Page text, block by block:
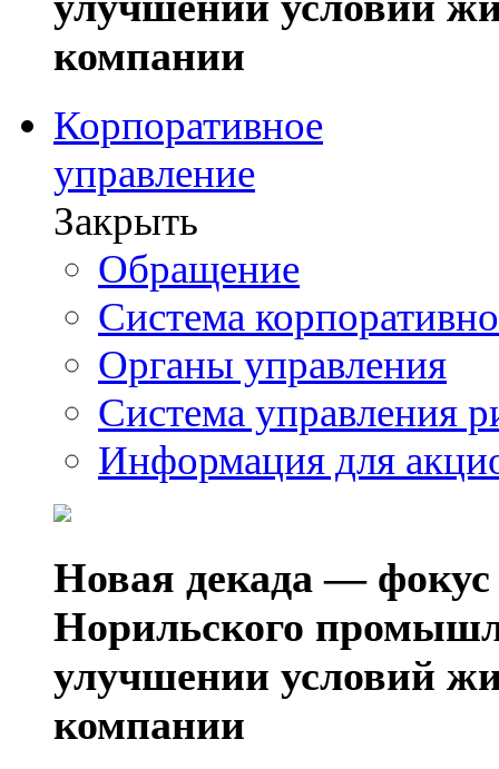
компании
Корпоративное
управление
Закрыть
Обращение
Система
Органы управления
Система управления
Информация для
Новая декада — фокус
Норильского
улучшении условий
компании